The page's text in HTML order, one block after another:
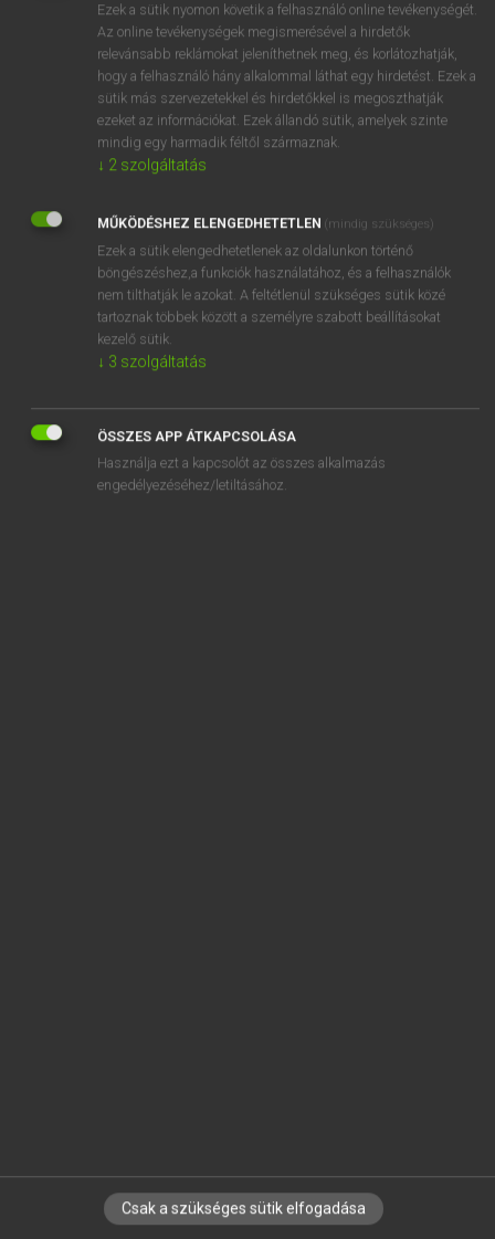
NINCS ELŐFIZETÉSED?
Nincs regisztrációm és előfizetésem. A szótár 2 órás,
díjmentes próbaverziójának elindításához regisztrálok és
belépek.
REGISZTRÁCIÓ
EURÓPAI UNIÓS TERMINOLÓGIAI SZÓTÁR
Kapcsolódó anyagok
produire des excuses légitimes
produit à base de vin
produit à échantillonner
IRATKOZZ FEL HÍRLEVELÜNKRE!
Ezek a sütik nyomon követik a felhasználó online tevékenységét.
Az online tevékenységek megismerésével a hirdetők
relevánsabb reklámokat jeleníthetnek meg, és korlátozhatják,
hogy a felhasználó hány alkalommal láthat egy hirdetést. Ezek a
sütik más szervezetekkel és hirdetőkkel is megoszthatják
ezeket az információkat. Ezek állandó sütik, amelyek szinte
mindig egy harmadik féltől származnak.
↓ 2 szolgáltatás
MŰKÖDÉSHEZ ELENGEDHETETLEN (mindig szükséges)
Ezek a sütik elengedhetetlenek az oldalunkon történő
böngészéshez,a funkciók használatához, és a felhasználók
nem tilthatják le azokat. A feltétlenül szükséges sütik közé
tartoznak többek között a személyre szabott beállításokat
kezelő sütik.
↓ 3 szolgáltatás
ÖSSZES APP ÁTKAPCSOLÁSA
Használja ezt a kapcsolót az összes alkalmazás
engedélyezéséhez/letiltásához.
Csak a szükséges sütik elfogadása